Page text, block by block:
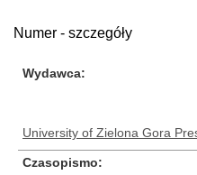
Numer - szczegóły
Wydawca
University of Zielona Gora
Czasopismo